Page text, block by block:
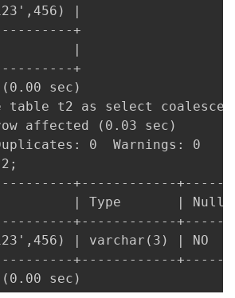
|
+
|
+
sec)
table t2 as select
affected (0.03 sec)
0  Warnings: 0
+------------+------
| Type       | Null |
+------------+------
| varchar(3) |
+------------+------
sec)